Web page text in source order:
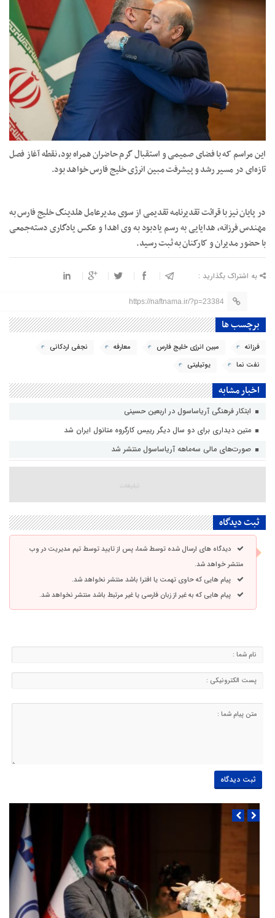
این مراسم که با فضای صمیمی و استقبال گرم حاضران همراه بود، نقطه آغاز فصل
تازه‌ای در مسیر رشد و پیشرفت مبین انرژی خلیج فارس خواهد بود.
در پایان نیز با قرائت تقدیرنامه تقدیمی از سوی مدیرعامل هلدینگ خلیج فارس به
مهندس فرزانه، هدایایی به رسم یادبود به وی اهدا و عکس یادگاری دسته‌جمعی
با حضور مدیران و کارکنان به ثبت رسید.
به اشتراک بگذارید :
https://naftnama.ir/?p=23384
برچسب ها
فرزانه مبین انرژی خلیج فارس معارفه
نجفی اردکانی
نفت نما
یوتیلیتی
اخبار مشابه
ابتکار فرهنگی آریاساسول در اربعین حسینی
متین دیداری برای دو سال دیگر رییس کارگروه متانول ایران شد
صورت‌های مالی سه‌ماهه آریاساسول منتشر شد
ثبت دیدگاه
دیدگاه های ارسال شده توسط شما، پس از تایید توسط تیم مدیریت در وب
منتشر خواهد شد.
پیام هایی که حاوی تهمت یا افترا باشد منتشر نخواهد شد.
پیام هایی که به غیر از زبان فارسی یا غیر مرتبط باشد منتشر نخواهد شد.